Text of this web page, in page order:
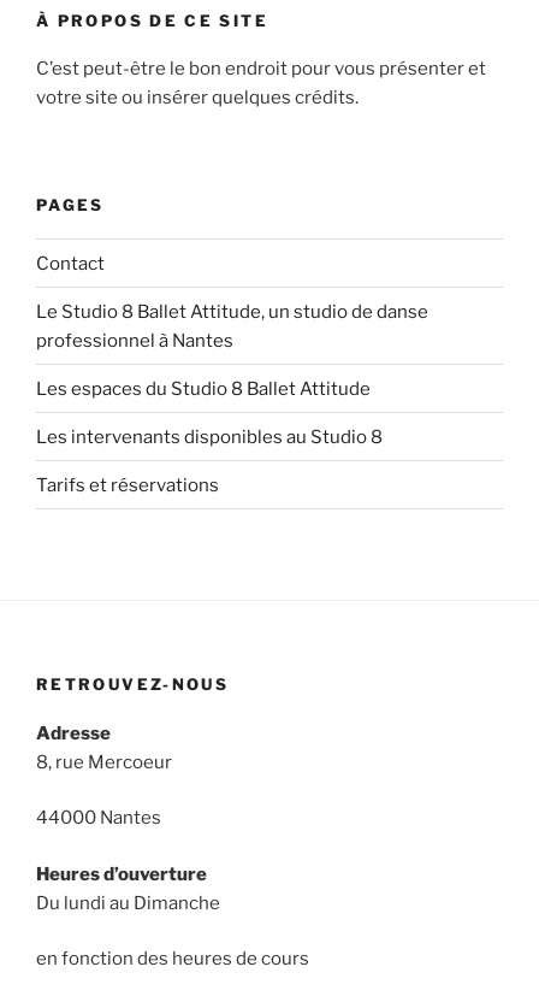
À PROPOS DE CE SITE
C’est peut-être le bon endroit pour vous présenter et
votre site ou insérer quelques crédits.
PAGES
Contact
Le Studio 8 Ballet Attitude, un studio de danse
professionnel à Nantes
Les espaces du Studio 8 Ballet Attitude
Les intervenants disponibles au Studio 8
Tarifs et réservations
RETROUVEZ-NOUS
Adresse
8, rue Mercoeur
44000 Nantes
Heures d’ouverture
Du lundi au Dimanche
en fonction des heures de cours